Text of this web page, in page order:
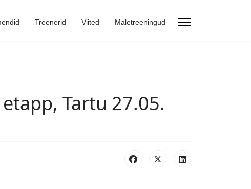
Treenerid Viited Maletreeningud
Tartu 27.05.